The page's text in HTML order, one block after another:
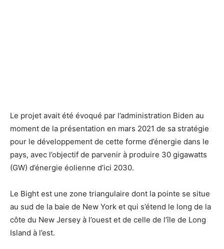
Le projet avait été évoqué par l’administration Biden au
moment de la présentation en mars 2021 de sa stratégie
pour le développement de cette forme d’énergie dans le
pays, avec l’objectif de parvenir à produire 30 gigawatts
(GW) d’énergie éolienne d’ici 2030.
Le Bight est une zone triangulaire dont la pointe se situe
au sud de la baie de New York et qui s’étend le long de la
côte du New Jersey à l’ouest et de celle de l’île de Long
Island à l’est.